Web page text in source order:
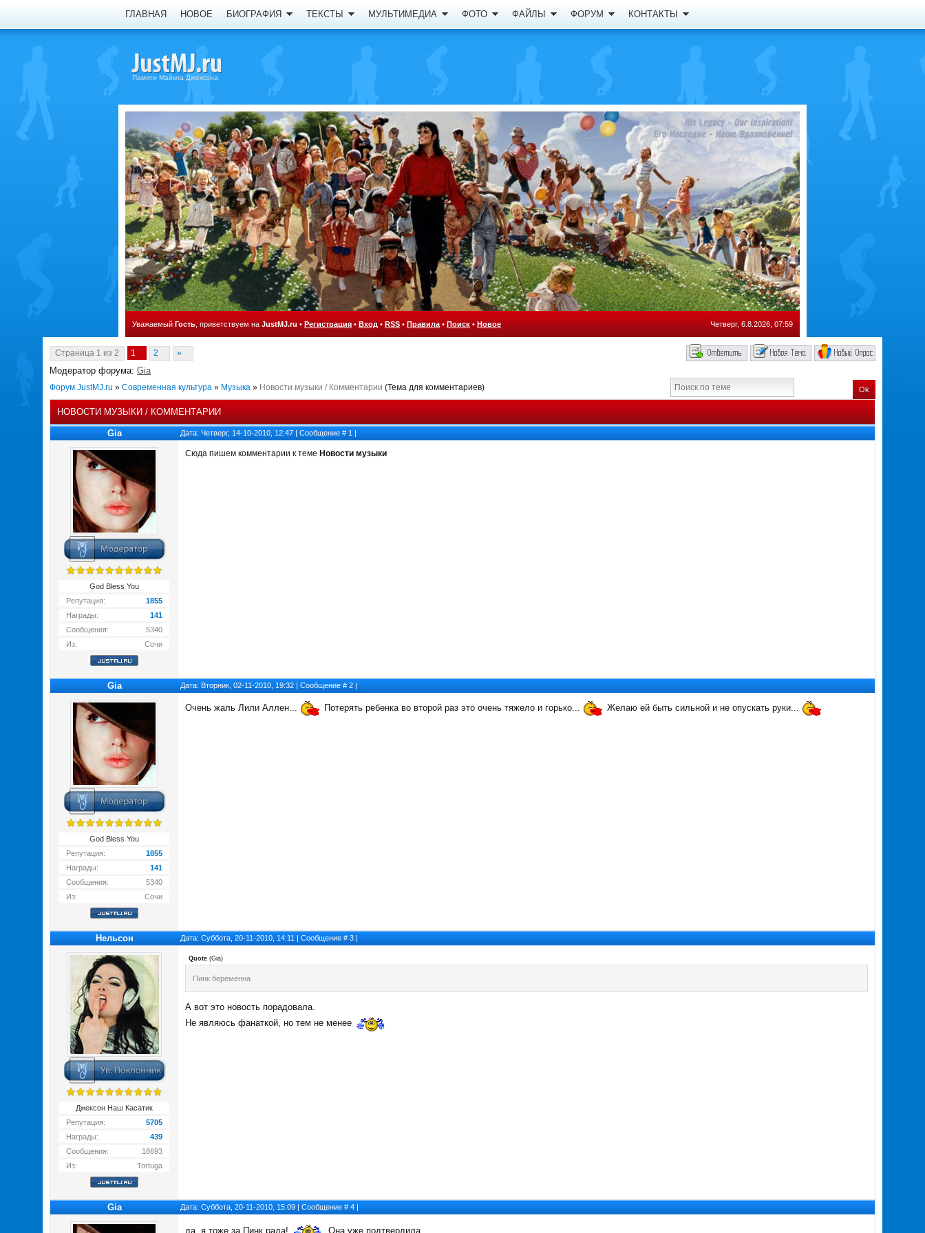
ГЛАВНАЯ НОВОЕ БИОГРАФИЯ ТЕКСТЫ МУЛЬТИМЕДИА ФОТО ФАЙЛЫ ФОРУМ КОНТАКТЫ
Памяти Майкла Джексона
Уважаемый Гость , приветствуем на JustMJ.ru • Регистрация • Вход • RSS • Правила • Поиск • Новое Четверг, 6.8.2026, 07:59
Страница 1 из 2 1 2 »
Модератор форума: Gia
Форум JustMJ.ru » Современная культура » Музыка » Новости музыки / Комментарии (Тема для комментариев) Ok
НОВОСТИ МУЗЫКИ / КОММЕНТАРИИ
Gia Дата: Четверг, 14-10-2010, 12:47 | Сообщение # 1 |
God Bless You
Репутация:
1855
Награды:
141
Сообщения:
5340
Из:
Сочи
Сюда пишем комментарии к теме Новости музыки
Gia Дата: Вторник, 02-11-2010, 19:32 | Сообщение # 2 |
God Bless You
Репутация:
1855
Награды:
141
Сообщения:
5340
Из:
Сочи
Очень жаль Лили Аллен... Потерять ребенка во второй раз это очень тяжело и горько... Желаю ей быть сильной и не опускать руки...
Нельсон Дата: Суббота, 20-11-2010, 14:11 | Сообщение # 3 |
Джексон Наш Касатик
Репутация:
5705
Награды:
439
Сообщения:
18693
Из:
Tortuga
Quote (Gia)
Пинк беременна
А вот это новость порадовала.
Не являюсь фанаткой, но тем не менее
Gia Дата: Суббота, 20-11-2010, 15:09 | Сообщение # 4 |
да, я тоже за Пинк рада! Она уже подтвердила.